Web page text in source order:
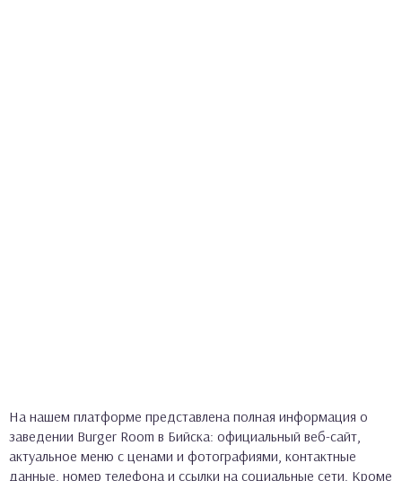
На нашем платформе представлена полная информация о
заведении Burger Room в Бийска: официальный веб-сайт,
актуальное меню с ценами и фотографиями, контактные
данные, номер телефона и ссылки на социальные сети. Кроме